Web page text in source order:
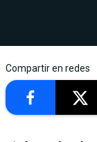
Compartir en redes